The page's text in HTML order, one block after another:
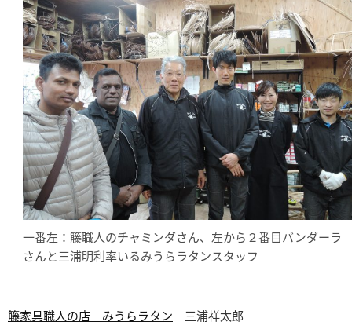
一番左：籐職人のチャミンダさん、左から２番目バンダーラ
さんと三浦明利率いるみうらラタンスタッフ
籐家具職人の店 みうらラタン 三浦祥太郎